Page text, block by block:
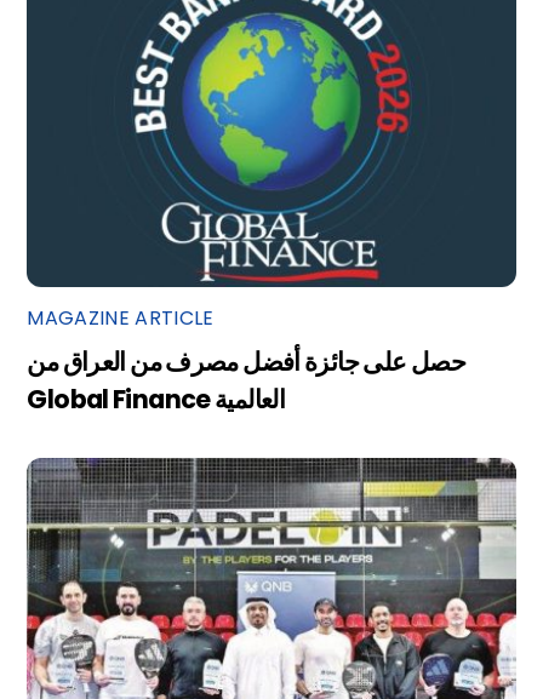
MAGAZINE ARTICLE
حصل على جائزة أفضل مصرف من العراق من
Global Finance العالمية